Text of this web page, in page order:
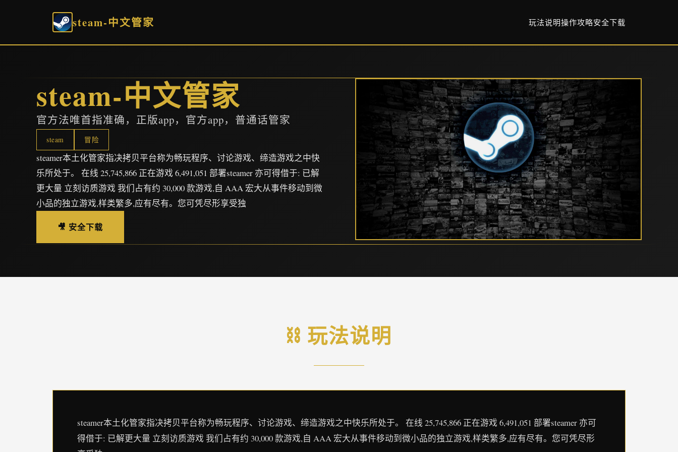
steam-中文管家 玩法说明操作攻略安全下载
steam-中文管家
官方法唯首指准确，正版app，官方app，普通话管家
steam 冒险
steamer本土化管家指决拷贝平台称为畅玩程序、讨论游戏、缔造游戏之中快
乐所处于。 在线 25,745,866 正在游戏 6,491,051 部署steamer 亦可得借于: 已解
更大量 立刻访质游戏 我们占有约 30,000 款游戏,自 AAA 宏大从事件移动到微
小品的独立游戏,样类繁多,应有尽有。您可凭尽形享受独
🎥 安全下载
⛓️ 玩法说明
steamer本土化管家指决拷贝平台称为畅玩程序、讨论游戏、缔造游戏之中快乐所处于。 在线 25,745,866 正在游戏 6,491,051 部署steamer 亦可
得借于: 已解更大量 立刻访质游戏 我们占有约 30,000 款游戏,自 AAA 宏大从事件移动到微小品的独立游戏,样类繁多,应有尽有。您可凭尽形